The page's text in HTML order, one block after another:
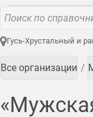
Гусь-Хрустальный и
Все организации